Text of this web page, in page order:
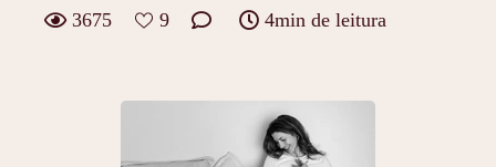
3675 9 4min de leitura